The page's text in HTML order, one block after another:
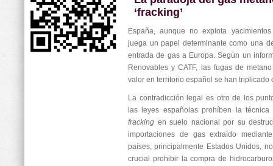
‘fracking’
España, aunque no explota
juega un papel determinante como una
entrada de gas a Europa. Según un
Renovables y CATF, las fugas de
valor en territorio español se han triplicado
La contradicción legal es otro de los
las leyes españolas prohíben la
fracking en suelo nacional por su
importaciones de gas extraído
países, principalmente Estados Unidos,
crucial prohibir la compra de